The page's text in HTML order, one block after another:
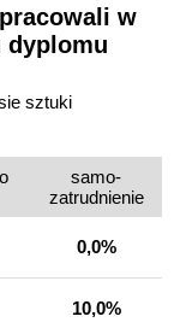
w
dyplomu
sztuki
samo­
zatrudnienie
0,0%
10,0%